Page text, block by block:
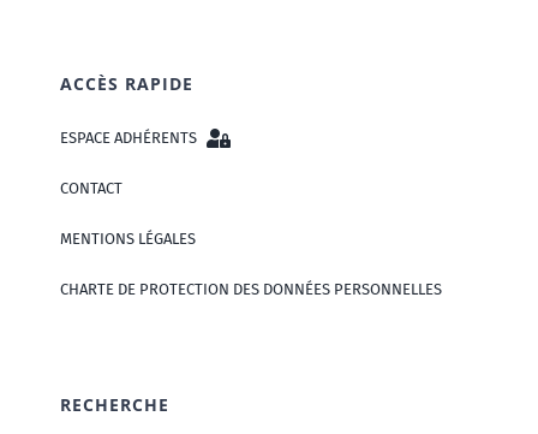
ACCÈS RAPIDE
ESPACE ADHÉRENTS
CONTACT
MENTIONS LÉGALES
CHARTE DE PROTECTION DES DONNÉES PERSONNELLES
RECHERCHE